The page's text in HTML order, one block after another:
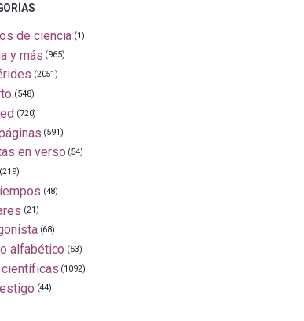
de ciencia (1)
y más (965)
(2051)
(548)
(720)
(591)
en verso (54)
(219)
(48)
(21)
(68)
alfabético (53)
(1092)
(44)